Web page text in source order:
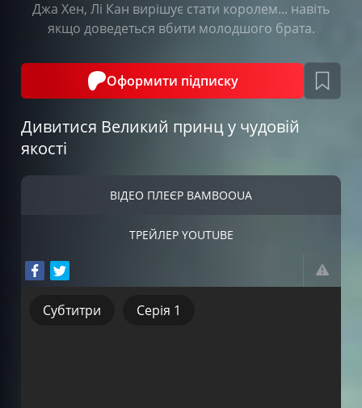
Джа Хен, Лі Кан вирішує стати королем... навіть
якщо доведеться вбити молодшого брата.
Оформити підписку
Дивитися Великий принц у чудовій
якості
ВІДЕО ПЛЕЄР BAMBOOUA
ТРЕЙЛЕР YOUTUBE
Серія 1
Субтитри